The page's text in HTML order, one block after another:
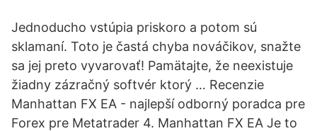
Jednoducho vstúpia priskoro a potom sú
sklamaní. Toto je častá chyba nováčikov, snažte
sa jej preto vyvarovať! Pamätajte, že neexistuje
žiadny zázračný softvér ktorý … Recenzie
Manhattan FX EA - najlepší odborný poradca pre
Forex pre Metatrader 4. Manhattan FX EA Je to